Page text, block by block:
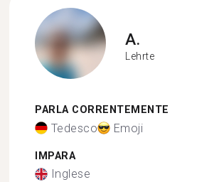
A.
Lehrte
PARLA CORRENTEMENTE
Tedesco Emoji
IMPARA
Inglese